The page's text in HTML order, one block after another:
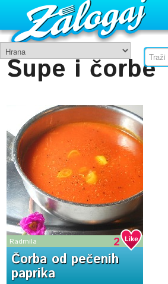
Supe i čorbe
Radmila 2
Čorba od pečenih
paprika